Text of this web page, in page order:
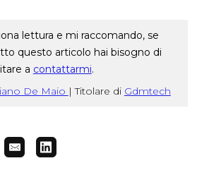
lettura e mi raccomando, se
questo articolo hai bisogno di
a contattarmi.
De Maio | Titolare di Gdmtech